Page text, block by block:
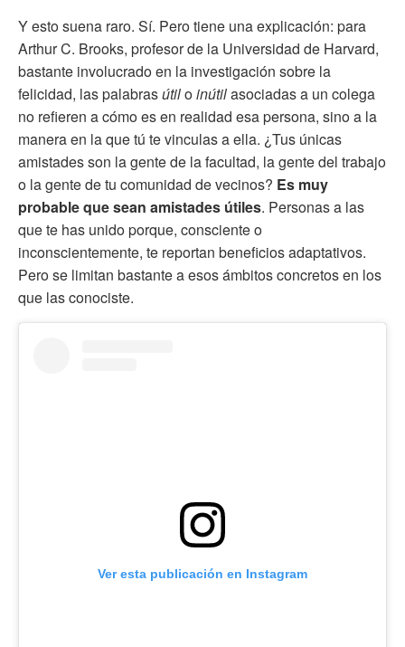
Y esto suena raro. Sí. Pero tiene una explicación: para
Arthur C. Brooks, profesor de la Universidad de Harvard,
bastante involucrado en la investigación sobre la
felicidad, las palabrasútiloinútilasociadas a un colega
no refieren a cómo es en realidad esa persona, sino a la
manera en la que tú te vinculas a ella. ¿Tus únicas
amistades son la gente de la facultad, la gente del trabajo
o la gente de tu comunidad de vecinos? Es muy
probable que sean amistades útiles. Personas a las
que te has unido porque, consciente o
inconscientemente, te reportan beneficios adaptativos.
Pero se limitan bastante a esos ámbitos concretos en los
que las conociste.
Ver esta publicación en Instagram